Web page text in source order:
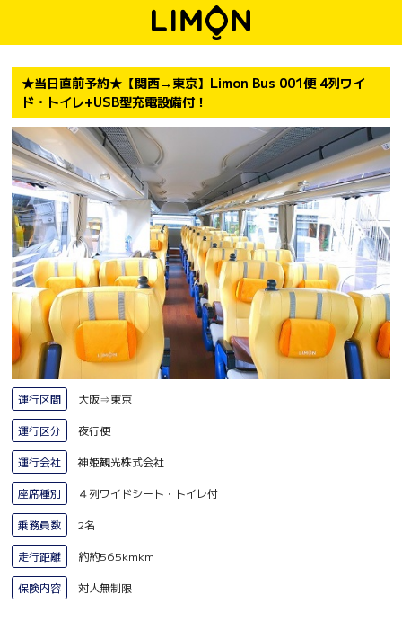
★当日直前予約★【関西→東京】Limon Bus 001便 4列ワイ
ド・トイレ+USB型充電設備付！
運行区間 大阪⇒東京
運行区分 夜行便
運行会社 神姫観光株式会社
座席種別 ４列ワイドシート・トイレ付
乗務員数 2名
走行距離 約約565kmkm
保険内容 対人無制限